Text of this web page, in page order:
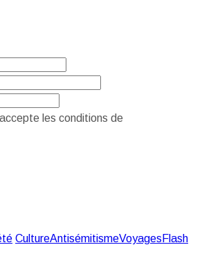
les conditions de
CultureAntisémitismeVoyages Flash